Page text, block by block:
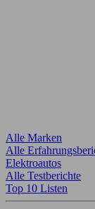
Alle Marken
Alle
Elektroautos
Alle Testberichte
Top 10 Listen